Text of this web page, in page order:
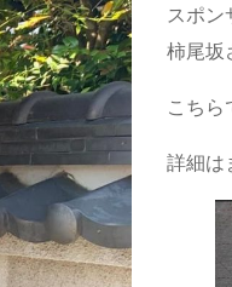
スポ
柿尾坂
こちら
詳細は